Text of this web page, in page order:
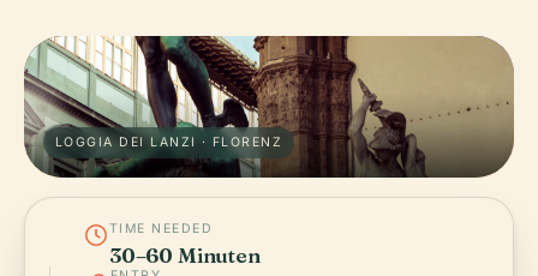
LOGGIA DEI LANZI · FLORENZ
TIME NEEDED
30–60 Minuten